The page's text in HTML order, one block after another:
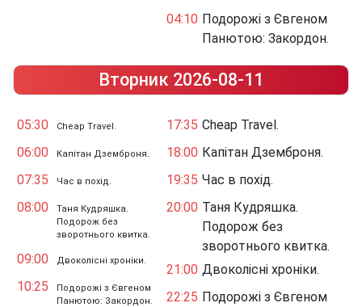
04:10 Подорожі з Євгеном
Панютою: Закордон.
Вторник 2026-08-11
05:30 Cheap Travel.
06:00 Капітан Дземброня.
07:35 Час в похід.
08:00
Таня Кудряшка.
Подорож без
зворотнього квитка.
09:00 Двоколісні хроніки.
10:25
Подорожі з Євгеном
Панютою: Закордон.
17:35 Cheap Travel.
18:00 Капітан Дземброня.
19:35 Час в похід.
20:00 Таня Кудряшка.
Подорож без
зворотнього квитка.
21:00 Двоколісні хроніки.
22:25 Подорожі з Євгеном